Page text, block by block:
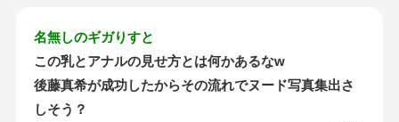
名無しのギガりすと
この乳とアナルの見せ方とは何かあるなw
後藤真希が成功したからその流れでヌード写真集出さ
しそう？